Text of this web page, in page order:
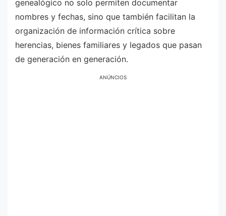
genealógico no solo permiten documentar
nombres y fechas, sino que también facilitan la
organización de información crítica sobre
herencias, bienes familiares y legados que pasan
de generación en generación.
ANÚNCIOS